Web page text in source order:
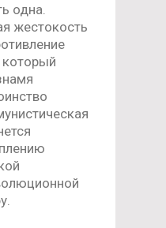
одна.
жестокость
который